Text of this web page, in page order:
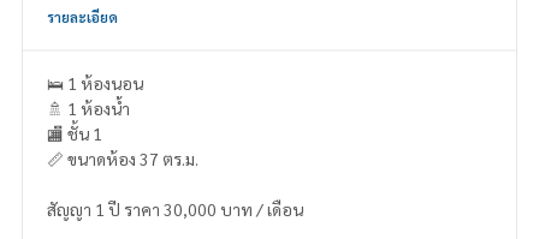
รายละเอียด
🛌 1 ห้องนอน
🚿 1 ห้องน้ำ
🏬 ชั้น 1
📏 ขนาดห้อง 37 ตร.ม.
สัญญา 1 ปี ราคา 30,000 บาท / เดือน